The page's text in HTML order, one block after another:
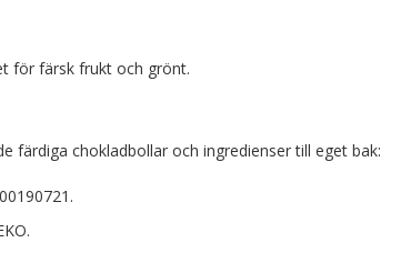
för färsk frukt och grönt.
färdiga chokladbollar och ingredienser till eget bak: